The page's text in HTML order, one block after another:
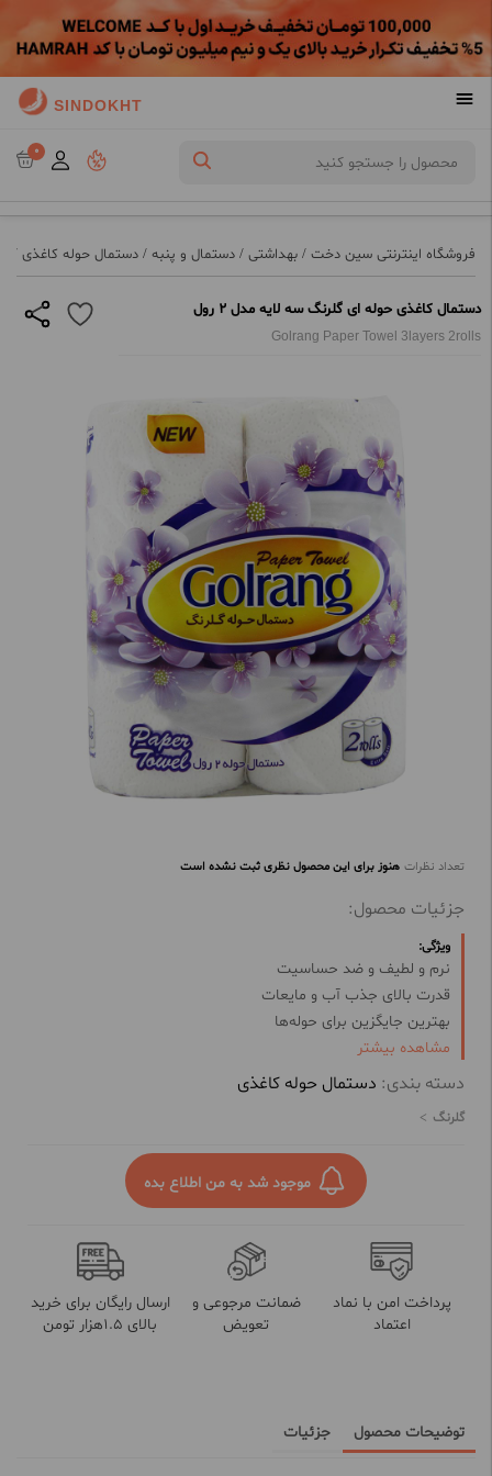
SINDOKHT
0
فروشگاه اینترنتی سین دخت / بهداشتی / دستمال و پنبه / دستمال حوله کاغذی /
دستمال کاغذی حوله ای گلرنگ سه لایه مدل 2 رول
Golrang Paper Towel 3layers 2rolls
تعداد نظرات هنوز برای این محصول نظری ثبت نشده است
جزئیات محصول:
ویژگی:
نرم و لطیف و ضد حساسیت
قدرت بالای جذب آب و مایعات
بهترین جایگزین برای حوله‌ها
قابل استفاده در سرویس‌های بهداشتی
تایید شده توسط مجهزترین آزمایشگاه‌های کنترل کیفیت
مشاهده بیشتر
دسته بندی: دستمال حوله کاغذی
گلرنگ
موجود شد به من اطلاع بده
پرداخت امن با نماد
اعتماد
ضمانت مرجوعی و
تعویض
ارسال رایگان برای خرید
بالای 1.5هزار تومن
توضیحات محصول جزئیات